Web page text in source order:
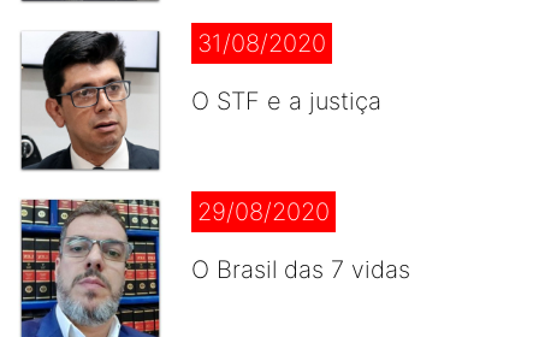
31/08/2020
O STF e a justiça
29/08/2020
O Brasil das 7 vidas